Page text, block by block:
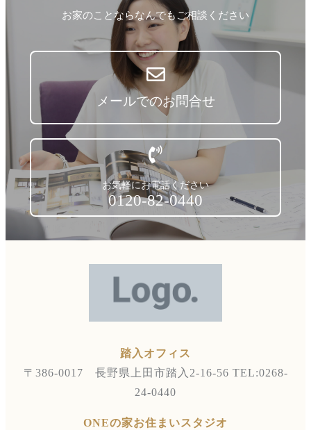
お家のことならなんでもご相談ください
メールでのお問合せ
お気軽にお電話ください
0120-82-0440
踏入オフィス
〒386-0017 長野県上田市踏入2-16-56 TEL:0268-
24-0440
ONEの家お住まいスタジオ